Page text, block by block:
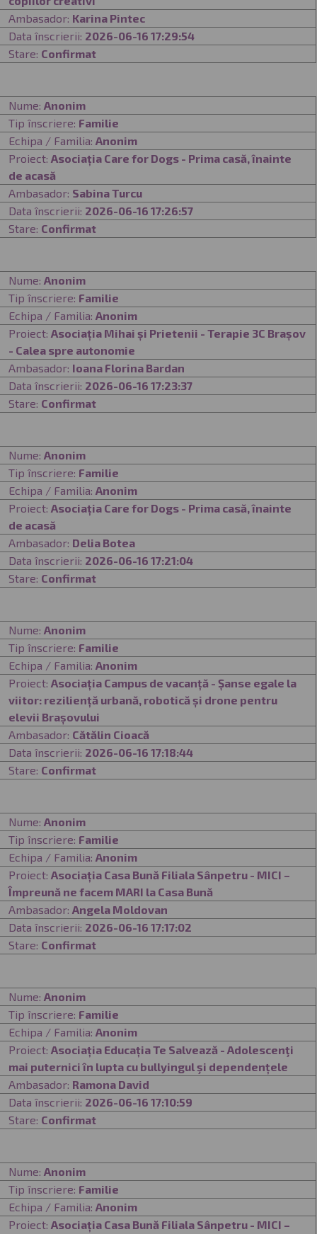
Ambasador: Karina Pintec
Data înscrierii: 2026-06-16 17:29:54
Stare: Confirmat
Nume: Anonim
Tip înscriere: Familie
Echipa / Familia: Anonim
Proiect: Asociația Care for Dogs - Prima casă, înainte
de acasă
Ambasador: Sabina Turcu
Data înscrierii: 2026-06-16 17:26:57
Stare: Confirmat
Nume: Anonim
Tip înscriere: Familie
Echipa / Familia: Anonim
Proiect: Asociația Mihai și Prietenii - Terapie 3C Brașov
- Calea spre autonomie
Ambasador: Ioana Florina Bardan
Data înscrierii: 2026-06-16 17:23:37
Stare: Confirmat
Nume: Anonim
Tip înscriere: Familie
Echipa / Familia: Anonim
Proiect: Asociația Care for Dogs - Prima casă, înainte
de acasă
Ambasador: Delia Botea
Data înscrierii: 2026-06-16 17:21:04
Stare: Confirmat
Nume: Anonim
Tip înscriere: Familie
Echipa / Familia: Anonim
Proiect: Asociația Campus de vacanță - Șanse egale la
viitor: reziliență urbană, robotică și drone pentru
elevii Brașovului
Ambasador: Cătălin Cioacă
Data înscrierii: 2026-06-16 17:18:44
Stare: Confirmat
Nume: Anonim
Tip înscriere: Familie
Echipa / Familia: Anonim
Proiect: Asociația Casa Bună Filiala Sânpetru - MICI –
Împreună ne facem MARI la Casa Bună
Ambasador: Angela Moldovan
Data înscrierii: 2026-06-16 17:17:02
Stare: Confirmat
Nume: Anonim
Tip înscriere: Familie
Echipa / Familia: Anonim
Proiect: Asociația Educația Te Salvează - Adolescenţi
mai puternici în lupta cu bullyingul şi dependențele
Ambasador: Ramona David
Data înscrierii: 2026-06-16 17:10:59
Stare: Confirmat
Nume: Anonim
Tip înscriere: Familie
Echipa / Familia: Anonim
Proiect: Asociația Casa Bună Filiala Sânpetru - MICI –